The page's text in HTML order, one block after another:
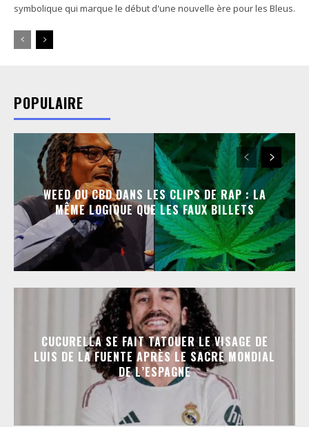
symbolique qui marque le début d'une nouvelle ère pour les Bleus.
POPULAIRE
WEED OU CBD DANS LES CLIPS DE RAP : LA
MÊME LOGIQUE QUE LES FAUX BILLETS
CUCURELLA SE FAIT TATOUER LE VISAGE DE
LUIS DE LA FUENTE APRÈS LE SACRE MONDIAL
DE L’ESPAGNE